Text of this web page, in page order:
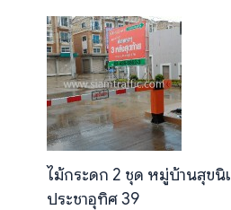
ไม้กระดก 2 ชุด หมู่บ้านสุข
ประชาอุทิศ 39